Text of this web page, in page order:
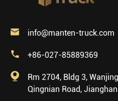
 info@manten-truck.com
 +86-027-85889369

Rm 2704, Bldg 3,
Qingnian Road,